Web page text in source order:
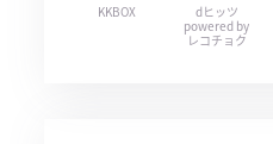
KKBOX
dヒッツ
powered by
レコチョク